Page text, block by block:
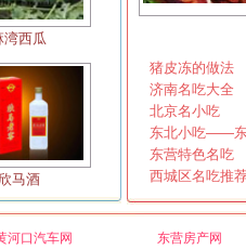
苑
小洞天餐厅
庄园店 心连心家常菜第七分店
兴隆饭店
场店 仙赞鲜府前大街店
新区喜文化食府
菜八分店 心连心家常菜西单店
湾西瓜
欣马酒
猪皮冻的做法
济南名吃大全
北京名小吃
东北小吃——
东营特色名吃
西城区名吃推
河口汽车网
东营房产网